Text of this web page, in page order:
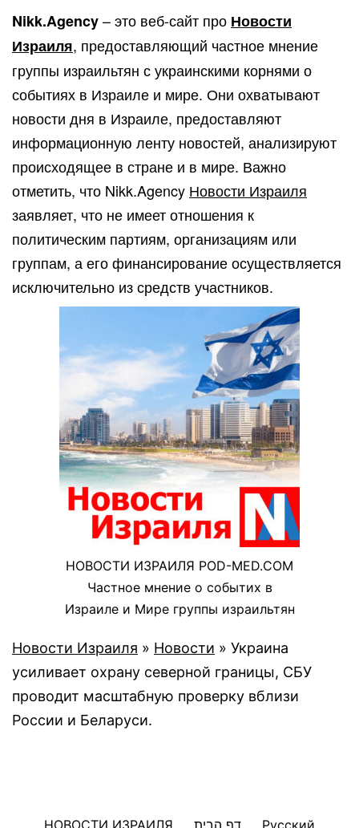
Nikk.Agency– это веб-сайт про Новости
Израиля, предоставляющий частное мнение
группы израильтян с украинскими корнями о
событиях в Израиле и мире. Они охватывают
новости дня в Израиле, предоставляют
информационную ленту новостей, анализируют
происходящее в стране и в мире. Важно
отметить, что Nikk.Agency Новости Израиля
заявляет, что не имеет отношения к
политическим партиям, организациям или
группам, а его финансирование осуществляется
исключительно из средств участников.
НОВОСТИ ИЗРАИЛЯ POD-MED.COM
Частное мнение о событих в
Израиле и Мире группы израильтян
Новости Израиля » Новости » Украина
усиливает охрану северной границы, СБУ
проводит масштабную проверку вблизи
России и Беларуси.
НОВОСТИ ИЗРАИЛЯ דף הבית Русский